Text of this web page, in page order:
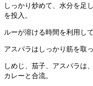
しっかり炒めて、水分を足
を投入。
ルーが溶ける時間を利用し
アスパラはしっかり筋を取
しめじ、茄子、アスパラは
カレーと合流。